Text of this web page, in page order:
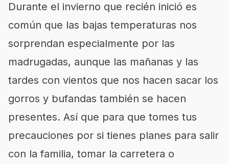
Durante el invierno que recién inició es
común que las bajas temperaturas nos
sorprendan especialmente por las
madrugadas, aunque las mañanas y las
tardes con vientos que nos hacen sacar los
gorros y bufandas también se hacen
presentes. Así que para que tomes tus
precauciones por si tienes planes para salir
con la familia, tomar la carretera o